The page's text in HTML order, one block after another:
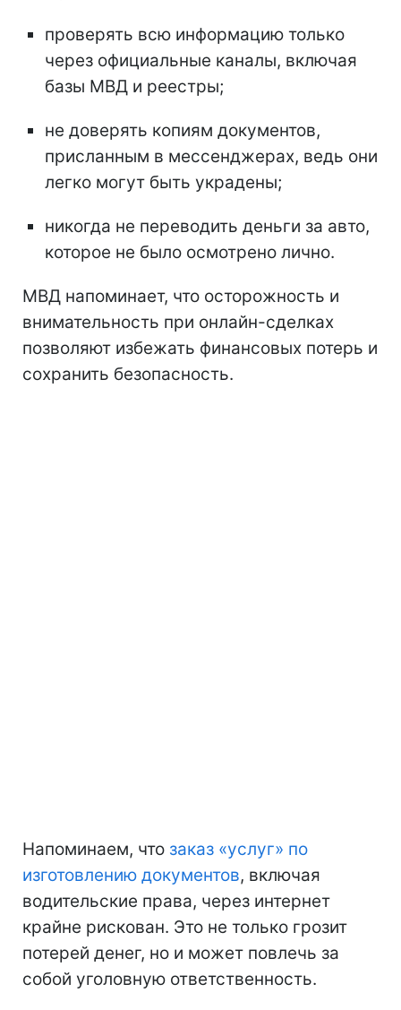
проверять всю информацию только
через официальные каналы, включая
базы МВД и реестры;
не доверять копиям документов,
присланным в мессенджерах, ведь они
легко могут быть украдены;
никогда не переводить деньги за авто,
которое не было осмотрено лично.
МВД напоминает, что осторожность и
внимательность при онлайн-сделках
позволяют избежать финансовых потерь и
сохранить безопасность.
Напоминаем, что заказ «услуг» по
изготовлению документов, включая
водительские права, через интернет
крайне рискован. Это не только грозит
потерей денег, но и может повлечь за
собой уголовную ответственность.